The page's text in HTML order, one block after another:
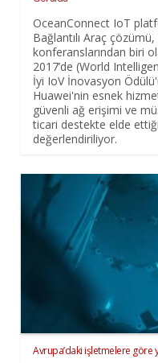
OceanConnect IoT
Bağlantılı Araç
konferanslarından biri
2017’de (World
İyi IoV İnovasyon
Huawei'nin esnek
güvenli ağ erişimi ve
ticari destekte elde ettiği
değerlendiriliyor.
Avrupa’daki işletmelere